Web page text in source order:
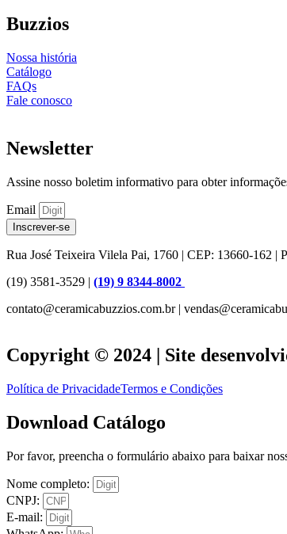
Buzzios
Nossa história
Catálogo
FAQs
Fale conosco
Newsletter
Assine nosso boletim informativo para obter
Email
Inscrever-se
Rua José Teixeira Vilela Pai, 1760 | CEP: 13660-162 |
(19) 3581-3529 | (19) 9 8344-8002
contato@ceramicabuzzios.com.br |
Copyright © 2024 | Site
Política de PrivacidadeTermos e Condições
Download Catálogo
Por favor, preencha o formulário abaixo para baixar
Nome completo:
CNPJ:
E-mail: